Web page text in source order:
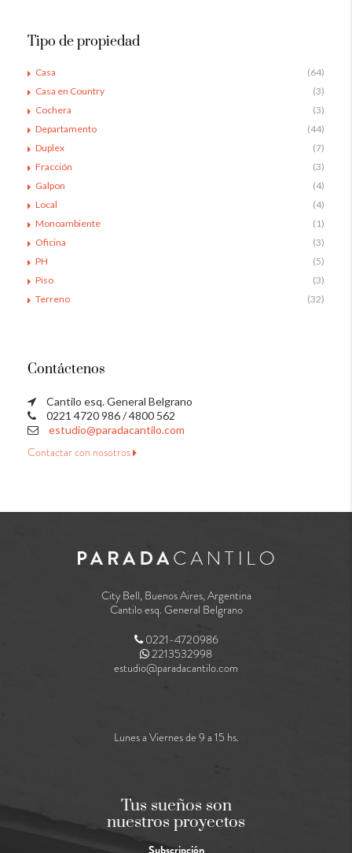
Tipo de propiedad
Casa
(64)
Casa en Country
(3)
Cochera
(3)
Departamento
(44)
Duplex
(7)
Fracción
(3)
Galpon
(4)
Local
(4)
Monoambiente
(1)
Oficina
(3)
PH
(5)
Piso
(3)
Terreno
(32)
Contáctenos
Cantilo esq. General Belgrano
0221 4720 986 / 4800 562
estudio@paradacantilo.com
Contactar con nosotros
City Bell, Buenos Aires, Argentina
Cantilo esq. General Belgrano
0221-4720986
2213532998
estudio@paradacantilo.com
Lunes a Viernes de 9 a 15 hs.
Tus sueños son
nuestros proyectos
Subscripción